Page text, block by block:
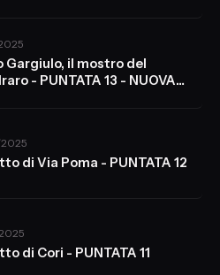
Gargiulo, il mostro del
- PUNTATA 13 - NUOVA
di Via Poma - PUNTATA 12
di Cori - PUNTATA 11